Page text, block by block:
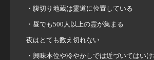
・腹切り地蔵は霊道に位置している
・昼でも500人以上の霊が集まる
夜はとても数え切れない
・興味本位や冷やかしでは近づいてはい